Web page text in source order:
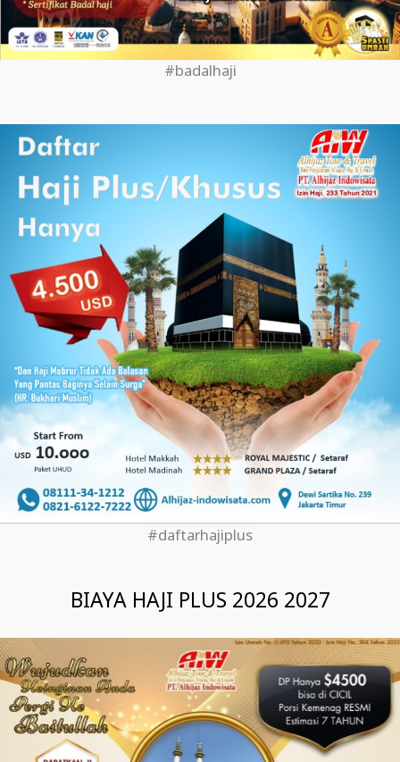
#badalhaji
#daftarhajiplus
BIAYA HAJI PLUS 2026 2027